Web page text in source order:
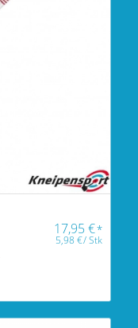
17,95€*
5,98€/Stk